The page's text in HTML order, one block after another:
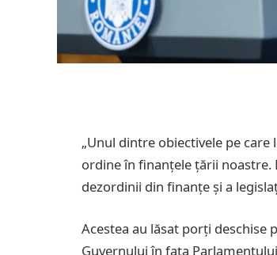
„Unul dintre obiectivele pe
ordine în finanțele țării noastre.
dezordinii din finanțe și a
Acestea au lăsat porți deschise
Guvernului în fața